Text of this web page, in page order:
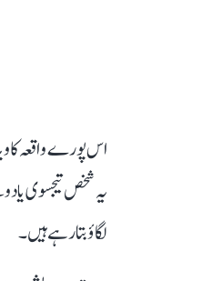
اس پورے واقعہ کا
یہ شخص تیجسوی
لگاؤ بتا رہے ہیں۔